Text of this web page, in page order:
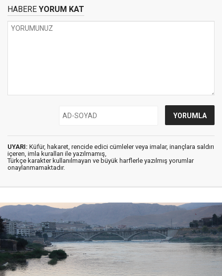
HABERE YORUM KAT
UYARI: Küfür, hakaret, rencide edici cümleler veya imalar, inançlara saldırı
içeren, imla kuralları ile yazılmamış,
Türkçe karakter kullanılmayan ve büyük harflerle yazılmış yorumlar
onaylanmamaktadır.